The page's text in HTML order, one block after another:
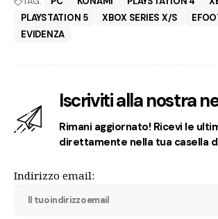
PLAYSTATION 5
XBOX SERIES X/S
EVIDENZA
Iscriviti alla nostra
Rimani aggiornato! Ricevi le
direttamente nella tua casella
Indirizzo email: